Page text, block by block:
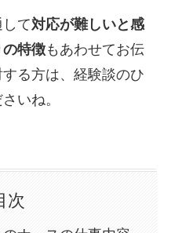
て対応が難しいと感
特徴もあわせてお伝
る方は、経験談のひ
いね。
次